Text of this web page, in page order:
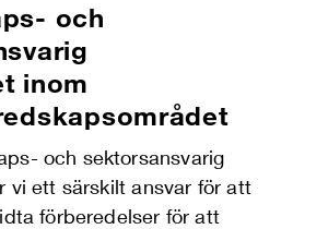
och
inom
och sektorsansvarig
vi ett särskilt ansvar för att
förberedelser för att